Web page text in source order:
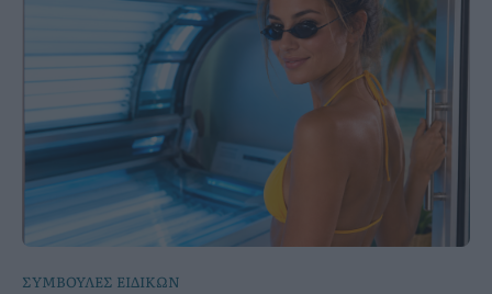
ΣΥΜΒΟΥΛΕΣ ΕΙΔΙΚΩΝ